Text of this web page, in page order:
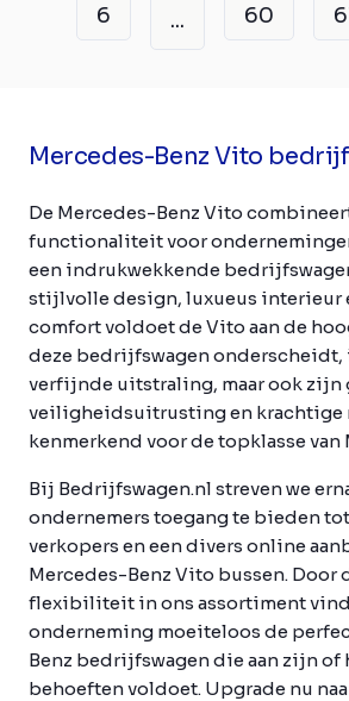
6 ... 60
Mercedes-Benz Vito
De Mercedes-Benz Vito
functionaliteit voor
een indrukwekkende
stijlvolle design, luxueus interieur
comfort voldoet de Vito aan de
deze bedrijfswagen onderscheidt,
verfijnde uitstraling, maar ook zijn
veiligheidsuitrusting en krachtige
kenmerkend voor de topklasse van
Bij Bedrijfswagen.nl streven we
ondernemers toegang te bieden
verkopers en een divers online
Mercedes-Benz Vito bussen. Door
flexibiliteit in ons assortiment
onderneming moeiteloos de
Benz bedrijfswagen die aan zijn of
behoeften voldoet. Upgrade nu